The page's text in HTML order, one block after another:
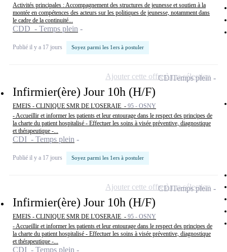
Activités principales : Accompagnement des structures de jeunesse et soutien à la
montée en compétences des acteurs sur les politiques de jeunesse, notamment dans
le cadre de la continuité...
CDD - Temps plein
Publié il y a 17 jours Soyez parmi les 1ers à postuler
Infirmier(ère) Jour 10h (H/F)
EMEIS - CLINIQUE SMR DE L'OSERAIE - 95 - OSNY
- Accueillir et informer les patients et leur entourage dans le respect des principes de
la charte du patient hospitalisé - Effectuer les soins à visée préventive, diagnostique
et thérapeutique -...
CDI - Temps plein
Publié il y a 17 jours Soyez parmi les 1ers à postuler
CDITemps plein
Ajouter cette offre à ma sélection
Infirmier(ère) Jour 10h (H/F)
EMEIS - CLINIQUE SMR DE L'OSERAIE - 95 - OSNY
- Accueillir et informer les patients et leur entourage dans le respect des principes de
la charte du patient hospitalisé - Effectuer les soins à visée préventive, diagnostique
et thérapeutique -...
CDI - Temps plein
CDITemps plein
Ajouter cette offre à ma sélection